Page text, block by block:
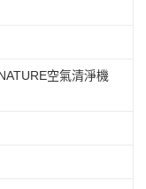
空氣清淨機